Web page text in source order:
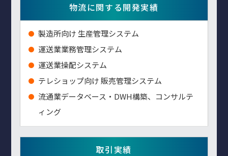
物流に関する開発実績
製造所向け 生産管理システム
運送業業務管理システム
運送業操配システム
テレショップ向け 販売管理システム
流通業データベース・DWH構築、コンサルテ
ィング
取引実績